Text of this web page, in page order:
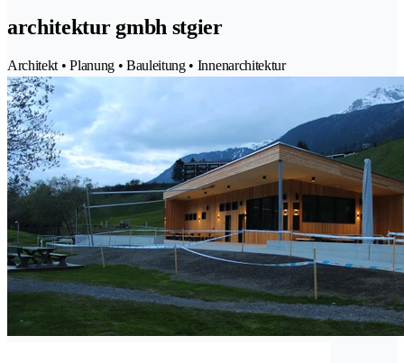
architektur gmbh stgier
Architekt • Planung • Bauleitung • Innenarchitektur